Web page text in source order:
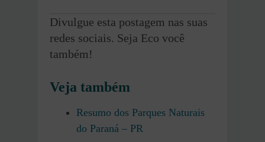
Divulgue esta postagem nas suas
redes sociais. Seja Eco você
também!
Veja também
Resumo dos Parques Naturais
do Paraná – PR